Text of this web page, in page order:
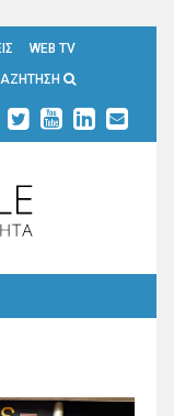
WEB TV